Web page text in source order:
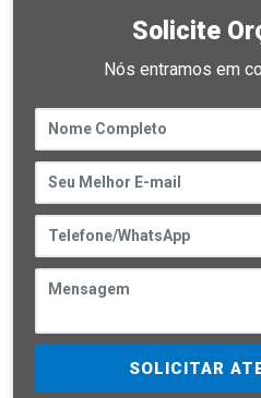
Solicite
Nós entramos em
SOLICITAR